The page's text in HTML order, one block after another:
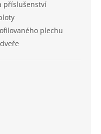
příslušenství
plechu